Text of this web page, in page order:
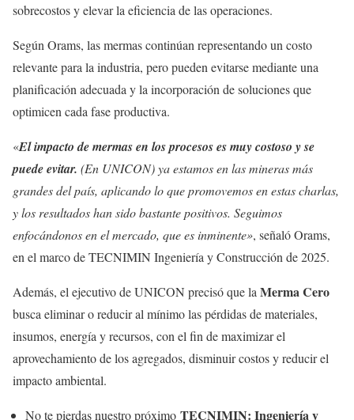
sobrecostos y elevar la eficiencia de las operaciones.
Según Orams, las mermas continúan representando un costo
relevante para la industria, pero pueden evitarse mediante una
planificación adecuada y la incorporación de soluciones que
optimicen cada fase productiva.
«El impacto de mermas en los procesos es muy costoso y se
puede evitar. (En UNICON) ya estamos en las mineras más
grandes del país, aplicando lo que promovemos en estas charlas,
y los resultados han sido bastante positivos. Seguimos
enfocándonos en el mercado, que es inminente», señaló Orams,
en el marco de TECNIMIN Ingeniería y Construcción de 2025.
Además, el ejecutivo de UNICON precisó que la Merma Cero
busca eliminar o reducir al mínimo las pérdidas de materiales,
insumos, energía y recursos, con el fin de maximizar el
aprovechamiento de los agregados, disminuir costos y reducir el
impacto ambiental.
No te pierdas nuestro próximo TECNIMIN: Ingeniería y